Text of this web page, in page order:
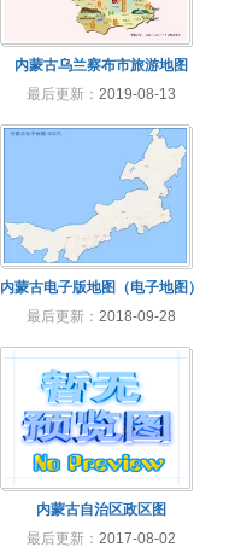
内蒙古乌兰察布市旅游地图
最后更新： 2019-08-13
内蒙古电子版地图（电子地图）
最后更新： 2018-09-28
内蒙古自治区政区图
最后更新： 2017-08-02